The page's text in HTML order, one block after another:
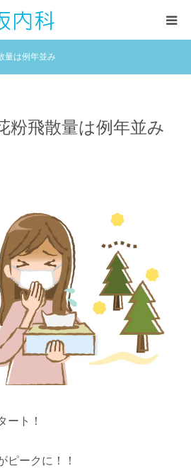
量は例年並み
粉飛散量は例年並み
ート！
ピークに！！
(ブログ)